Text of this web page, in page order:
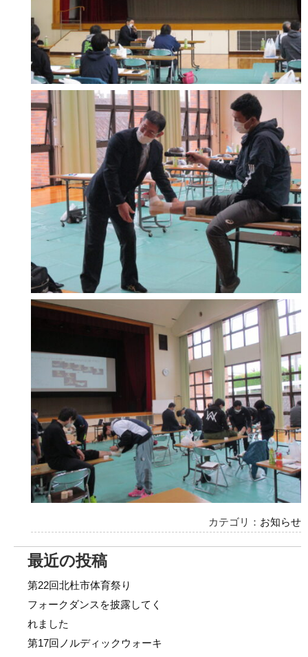
最近の投稿
第22回北杜市体育祭り
フォークダンスを披露してく
れました
第17回ノルディックウォーキ
カテゴリ： お知らせ